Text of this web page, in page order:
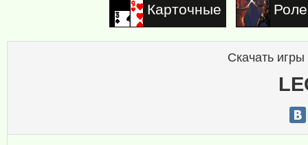
Карточные
Скачать